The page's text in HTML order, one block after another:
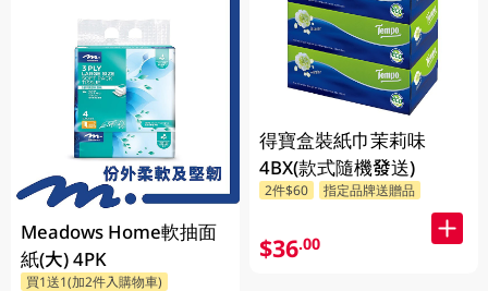
Meadows Home軟抽面
紙(大) 4PK
買1送1(加2件入購物車)
得寶盒裝紙巾茉莉味
4BX(款式隨機發送)
2件$60 指定品牌送贈品
$36.00